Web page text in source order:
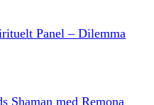
Panel – Dilemma
Shaman med Remona